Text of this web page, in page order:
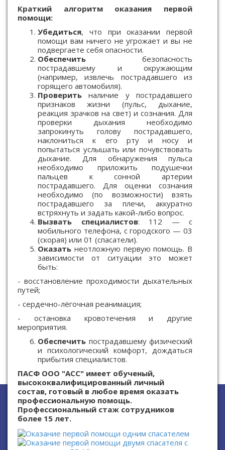
Краткий алгоритм оказания первой
помощи:
Убедиться, что при оказании первой
помощи вам ничего не угрожает и вы не
подвергаете себя опасности.
Обеспечить безопасность
пострадавшему и окружающим
(например, извлечь пострадавшего из
горящего автомобиля).
Проверить наличие у пострадавшего
признаков жизни (пульс, дыхание,
реакция зрачков на свет) и сознания. Для
проверки дыхания необходимо
запрокинуть голову пострадавшего,
наклониться к его рту и носу и
попытаться услышать или почувствовать
дыхание. Для обнаружения пульса
необходимо приложить подушечки
пальцев к сонной артерии
пострадавшего. Для оценки сознания
необходимо (по возможности) взять
пострадавшего за плечи, аккуратно
встряхнуть и задать какой-либо вопрос.
Вызвать специалистов: 112 — с
мобильного телефона, с городского — 03
(скорая) или 01 (спасатели).
Оказать неотложную первую помощь. В
зависимости от ситуации это может
быть:
- восстановление проходимости дыхательных
путей;
- сердечно-лёгочная реанимация;
- остановка кровотечения и другие
мероприятия.
Обеспечить пострадавшему физический
и психологический комфорт, дождаться
прибытия специалистов.
ПАСФ ООО "АСС" имеет обученый,
высококвалифицированный личный
состав, готовый в любое время оказать
профессиональную помощь.
Профессиональный стаж сотрудников
более 15 лет.